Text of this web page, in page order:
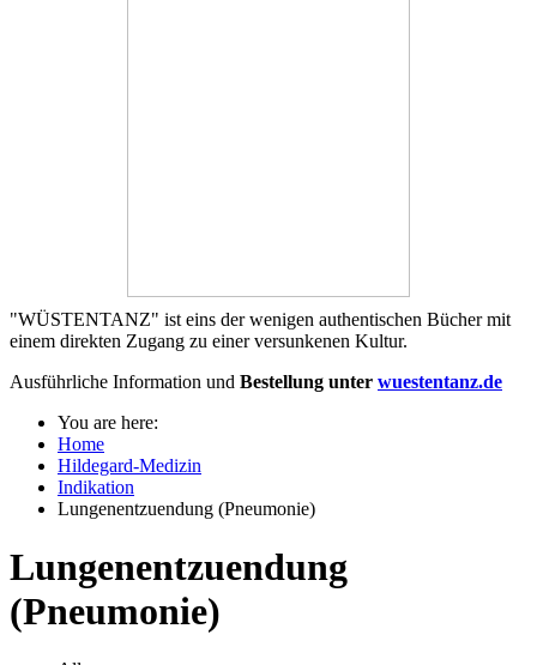
"WÜSTENTANZ" ist eins der wenigen authentischen Bücher mit
einem direkten Zugang zu einer versunkenen Kultur.
Ausführliche Information und Bestellung unter wuestentanz.de
You are here:
Home
Hildegard-Medizin
Indikation
Lungenentzuendung (Pneumonie)
Lungenentzuendung
(Pneumonie)